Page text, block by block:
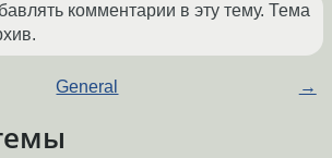
комментарии в эту тему. Тема
General →